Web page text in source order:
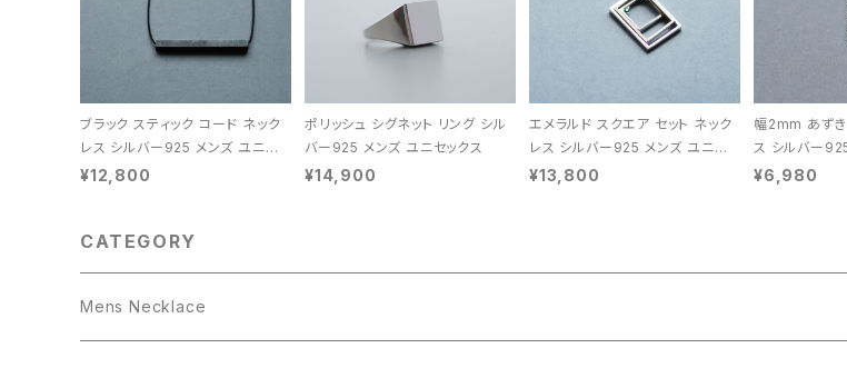
ブラック スティック コード ネック
レス シルバー925 メンズ ユニセッ
クス
¥12,800
ポリッシュ シグネット リング シル
バー925 メンズ ユニセックス
¥14,900
エメラルド スクエア セット ネック
レス シルバー925 メンズ ユニセッ
クス
¥13,800
幅2mm あずき
ス シルバー
ス
¥6,980
CATEGORY
Mens Necklace